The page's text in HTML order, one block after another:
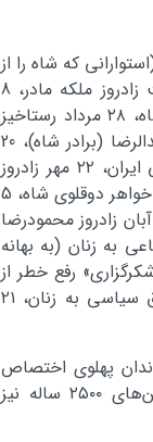
شهید» (استوارانی که شاه را از
ترور نجات دادند)، 4 اردیبهشت سالروز تاج‌گذاری رضاشاه، 16 اردیبهشت زادروز ملکه مادر، 8
اردیبهشت زادروز شاهپور غلامرضا پهلوی، 4 مرداد سالروز درگذشت رضاشاه، ۲۸ مرداد رستاخیز
ملی (سالروز کودتا)، ۲۵ شهریور آغاز سلطنت محمدرضا، 9 مهر زادروز عبدالرضا (برادر شاه)، 20
مهر سالروز جشن‌های دو هزار و پانصدمین سال بنیان‌گذاری شاهنشاهی ایران، ۲۲ مهر زادروز
فرح (روز مادر)، 4 آبان سالروز تولد شاه (سالروز تاج‌گذاری) و اشرف پهلوی خواهر دوقلوی شاه، 5
شهناز پهلوی (دختر شاه)، 6 آبان زادروز شمس (خواهر شاه)، 8 آبان زادروز محمودرضا
دی اعطای حقوق اجتماعی به زنان (به بهانه
انقلاب شاه و ملت، 15 بهمن روز «شکرگزاری» رفع خطر از
شاه، 3 اسفند روز رضاشاه (سالروز کودتای ۱۲۹۹)، 8 اسفند اعطای حقوق سیاسی به زنان، ۲۱
پهلوی اختصاص
دارد. جشن‌های موسمی و فصلی و سنواتی و مراسمی، همچون جشن‌های ۲۵۰۰ ساله نیز